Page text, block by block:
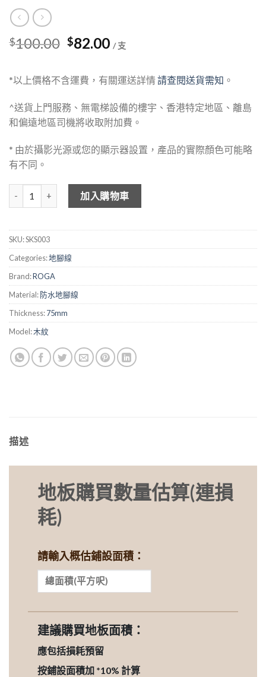
$100.00 Original
was:
$100.00.
$82.00Current
is:
$82.00.
/ 支
*以上價格不含運費，有關運送詳情請查閱送貨需知 。
^送貨上門服務、無電梯設備的樓宇、香港特定地區、離島
和偏遠地區司機將收取附加費。
* 由於攝影光源或您的顯示器設置，產品的實際顏色可能略
有不同。
ROGA 防水地腳線 SKS003 數量
加入購物車
SKU:SKS003
Categories:地腳線
Brand:ROGA
Material: 防水地腳線
Thickness:75mm
Model:木紋
描述
地板購買數量估算(連損
耗)
請輸入概估鋪設面積：
建議購買地板面積：
應包括損耗預留
按鋪設面積加 *10% 計算